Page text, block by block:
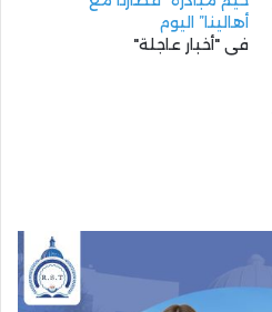
أهالينا” اليوم
في "أخبار عاجلة"